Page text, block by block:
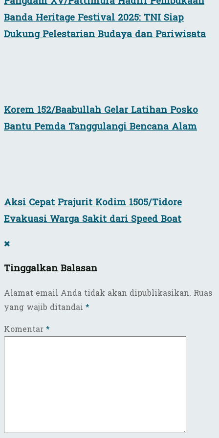
Banda Heritage Festival 2025: TNI Siap
Dukung Pelestarian Budaya dan Pariwisata
Korem 152/Baabullah Gelar Latihan Posko
Bantu Pemda Tanggulangi Bencana Alam
Aksi Cepat Prajurit Kodim 1505/Tidore
Evakuasi Warga Sakit dari Speed Boat
Tinggalkan Balasan
Alamat email Anda tidak akan dipublikasikan. Ruas
yang wajib ditandai *
Komentar*